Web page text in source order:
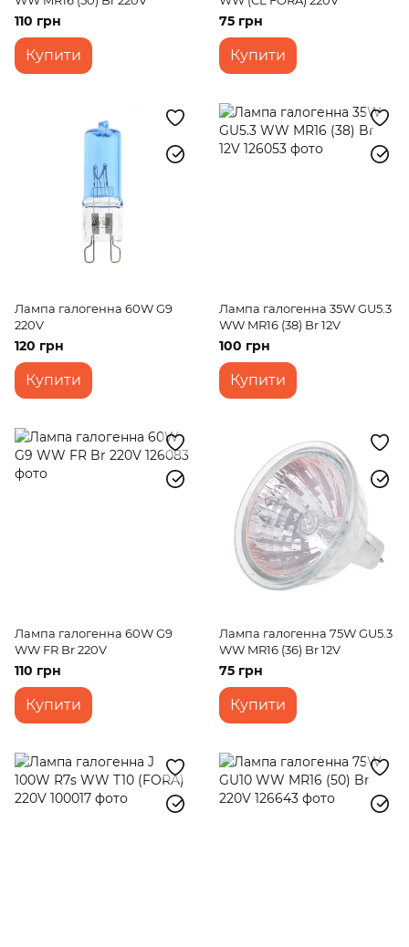
110 грн
Купити
75 грн
Купити
Лампа галогенна 60W G9
220V
120 грн
Купити
Лампа галогенна 35W GU5.3
WW MR16 (38) Br 12V
100 грн
Купити
Лампа галогенна 60W G9
WW FR Br 220V
110 грн
Купити
Лампа галогенна 75W GU5.3
WW MR16 (36) Br 12V
75 грн
Купити